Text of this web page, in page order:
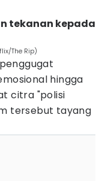
tekanan kepada
The Rip)
hingga
citra "polisi
tersebut tayang